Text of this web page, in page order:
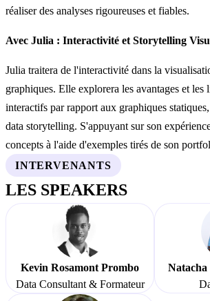
réaliser des analyses rigoureuses et fiables.
Avec Julia : Interactivité et Storytelling
Julia traitera de l'interactivité dans la
graphiques. Elle explorera les avantages et les
interactifs par rapport aux graphiques
data storytelling. S'appuyant sur son
concepts à l'aide d'exemples tirés de son
INTERVENANTS
LES SPEAKERS
Kevin Rosamont Prombo
Data Consultant & Formateur
Natacha